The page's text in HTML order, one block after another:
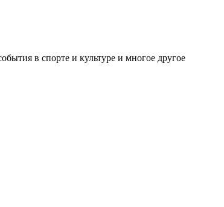
в спорте и культуре и многое другое